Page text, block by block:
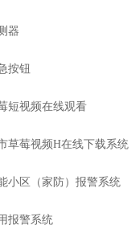
器
按钮
短视频在线观看
草莓视频H在线下载系统
小区（家防）报警系统
报警系统